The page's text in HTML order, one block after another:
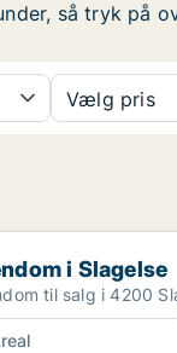
så tryk på
Vælg pris
i Slagelse
i Slagelse
til salg i 4200